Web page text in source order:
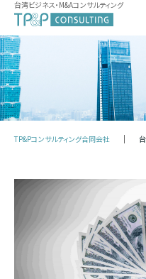
台湾ビジネス・M&Aコンサルティング
TP&Pコンサルティング合同会社